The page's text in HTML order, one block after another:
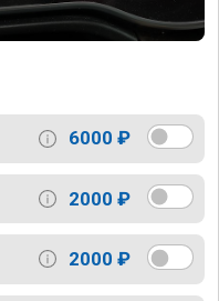
6000 ₽
2000 ₽
2000 ₽